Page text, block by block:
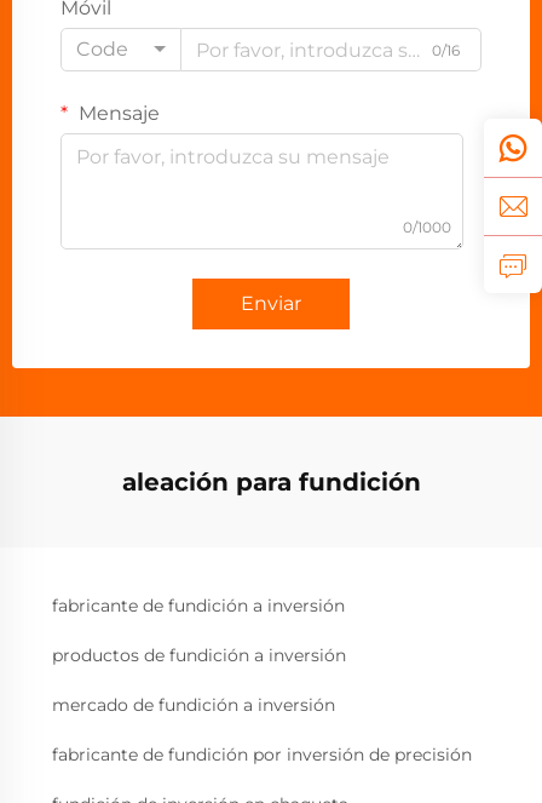
Móvil
Code
0/16
Mensaje
0/1000
Enviar
aleación para fundición
fabricante de fundición a inversión
productos de fundición a inversión
mercado de fundición a inversión
fabricante de fundición por inversión de precisión